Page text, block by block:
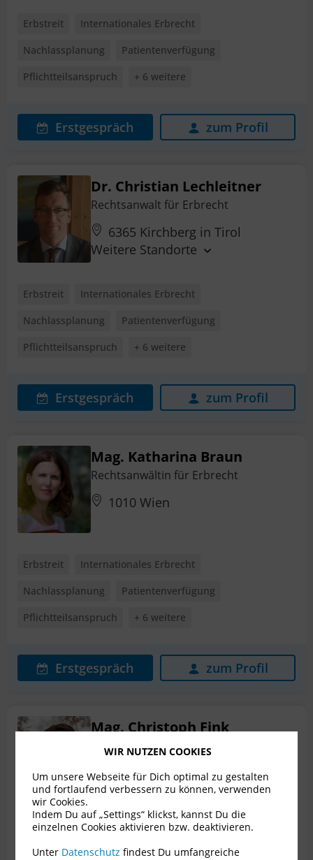
Erbstreit
Internationales Erbrecht
Nachlassplanung
Patientenverfügung
Pflichtteilsanspruch
+ 6 weitere
Erstgespräch zum Profil
Dr. Christian Lechleitner
Rechtsanwalt für Erbrecht
6365 Kirchberg in Tirol
Weitere Standorte
Erbstreit
Internationales Erbrecht
Nachlassplanung
Patientenverfügung
Pflichtteilsanspruch
+ 6 weitere
Erstgespräch zum Profil
Mag. Katharina Braun
Rechtsanwältin für Erbrecht
1010 Wien
Erbstreit
Internationales Erbrecht
Nachlassplanung
Patientenverfügung
Pflichtteilsanspruch
+ 6 weitere
Erstgespräch zum Profil
Mag. Christoph Fink
Rechtsanwalt für Erbrecht
6800 Feldkirch
Erbstreit Internationales Erbrecht
Mediation
WIR NUTZEN COOKIES
Um unsere Webseite für Dich optimal zu gestalten
und fortlaufend verbessern zu können, verwenden
wir Cookies.
Indem Du auf „Settings“ klickst, kannst Du die
einzelnen Cookies aktivieren bzw. deaktivieren.
Unter Datenschutz findest Du umfangreiche